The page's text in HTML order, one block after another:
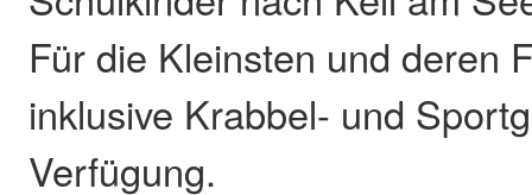
Für die Kleinsten und deren
inklusive Krabbel- und
Verfügung.